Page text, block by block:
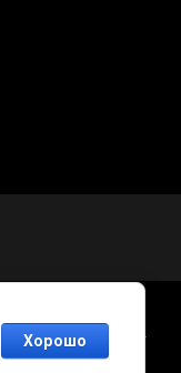
в студии Мегагруп.
Хорошо